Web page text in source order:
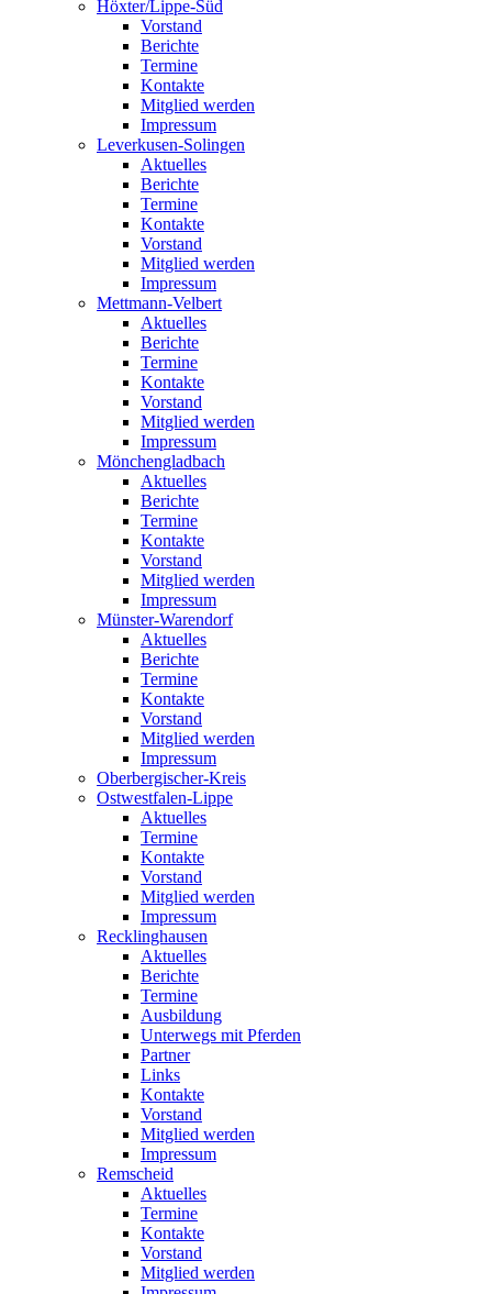
Höxter/Lippe-Süd
Vorstand
Berichte
Termine
Kontakte
Mitglied werden
Impressum
Leverkusen-Solingen
Aktuelles
Berichte
Termine
Kontakte
Vorstand
Mitglied werden
Impressum
Mettmann-Velbert
Aktuelles
Berichte
Termine
Kontakte
Vorstand
Mitglied werden
Impressum
Mönchengladbach
Aktuelles
Berichte
Termine
Kontakte
Vorstand
Mitglied werden
Impressum
Münster-Warendorf
Aktuelles
Berichte
Termine
Kontakte
Vorstand
Mitglied werden
Impressum
Oberbergischer-Kreis
Ostwestfalen-Lippe
Aktuelles
Termine
Kontakte
Vorstand
Mitglied werden
Impressum
Recklinghausen
Aktuelles
Berichte
Termine
Ausbildung
Unterwegs mit Pferden
Partner
Links
Kontakte
Vorstand
Mitglied werden
Impressum
Remscheid
Aktuelles
Termine
Kontakte
Vorstand
Mitglied werden